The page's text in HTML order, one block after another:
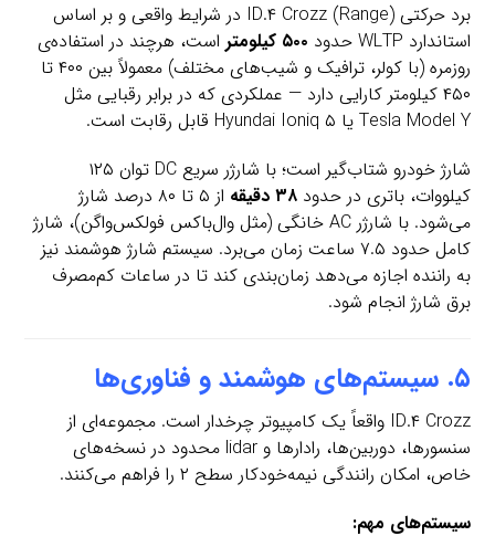
برد حرکتی (Range) ID.۴ Crozz در شرایط واقعی و بر اساس
استاندارد WLTP حدود
۵۰۰ کیلومتر
است، هرچند در استفاده‌ی
روزمره (با کولر، ترافیک و شیب‌های مختلف) معمولاً بین ۴۰۰ تا
۴۵۰ کیلومتر کارایی دارد — عملکردی که در برابر رقبایی مثل
Tesla Model Y یا Hyundai Ioniq ۵ قابل رقابت است.
شارژ خودرو شتاب‌گیر است؛ با شارژر سریع DC توان ۱۲۵
کیلووات، باتری در حدود۳۸ دقیقه
از ۵ تا ۸۰ درصد شارژ
می‌شود. با شارژر AC خانگی (مثل وال‌باکس فولکس‌واگن)، شارژ
کامل حدود ۷.۵ ساعت زمان می‌برد. سیستم شارژ هوشمند نیز
به راننده اجازه می‌دهد زمان‌بندی کند تا در ساعات کم‌مصرف
برق شارژ انجام شود.
۵. سیستم‌های هوشمند و فناوری‌ها
ID.۴ Crozz واقعاً یک کامپیوتر چرخدار است. مجموعه‌ای از
سنسورها، دوربین‌ها، رادارها و lidar محدود در نسخه‌های
خاص، امکان رانندگی نیمه‌خودکار سطح ۲ را فراهم می‌کنند.
سیستم‌های مهم: